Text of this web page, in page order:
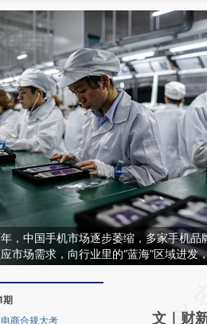
，中国手机市场逐步萎缩，多家手机品
市场需求，向行业里的“蓝海”区域进发
期
电商合规大考
AI文｜财